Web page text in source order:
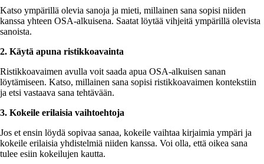
Katso ympärillä olevia sanoja ja mieti, millainen sana sopisi niiden
kanssa yhteen OSA-alkuisena. Saatat löytää vihjeitä ympärillä olevista
sanoista.
2. Käytä apuna ristikkoavainta
Ristikkoavaimen avulla voit saada apua OSA-alkuisen sanan
löytämiseen. Katso, millainen sana sopisi ristikkoavaimen kontekstiin
ja etsi vastaava sana tehtävään.
3. Kokeile erilaisia vaihtoehtoja
Jos et ensin löydä sopivaa sanaa, kokeile vaihtaa kirjaimia ympäri ja
kokeile erilaisia yhdistelmiä niiden kanssa. Voi olla, että oikea sana
tulee esiin kokeilujen kautta.